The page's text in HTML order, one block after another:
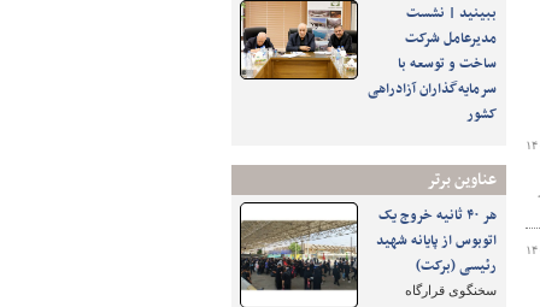
ببینید | نشست
مدیرعامل شرکت
ساخت و توسعه با
سرمایه‌گذاران آزادراهی
کشور
عناوین برتر
هر ۴۰ ثانیه خروج یک
اتوبوس از پایانه شهید
رئیسی (برکت)
سخنگوی قرارگاه